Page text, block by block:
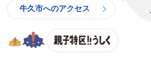
牛久市へのアクセス